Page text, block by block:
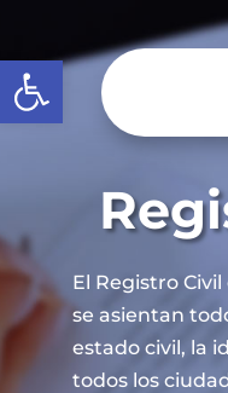
Abrir barra de
El Registro
se asientan
estado civil, la
todos los